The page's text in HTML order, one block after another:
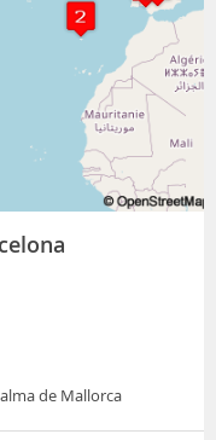
de Mallorca